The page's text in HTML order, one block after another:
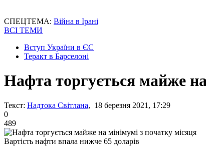
СПЕЦТЕМА: Війна в Ірані
ВСІ ТЕМИ
Вступ України в ЄС
Теракт в Барселоні
Нафта торгується майже
Текст: Надтока Світлана, 18 березня 2021, 17:29
0
489
Вартість нафти впала нижче 65 доларів